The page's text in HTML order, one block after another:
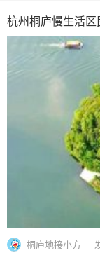
杭州桐庐慢生活区
桐庐地接小方